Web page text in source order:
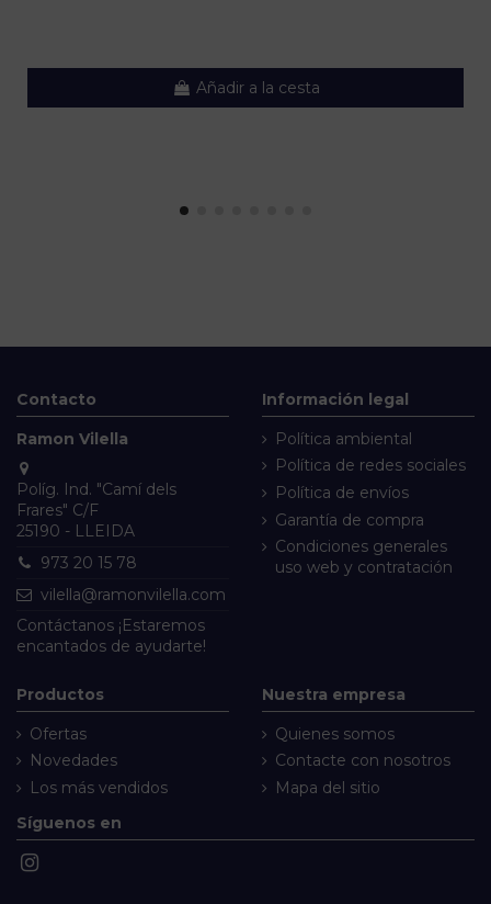
Añadir a la cesta
Contacto
Ramon Vilella
Políg. Ind. "Camí dels
Frares" C/F
25190 - LLEIDA
973 20 15 78
vilella@ramonvilella.com
Contáctanos ¡Estaremos
encantados de ayudarte!
Información legal
Política ambiental
Política de redes sociales
Política de envíos
Garantía de compra
Condiciones generales
uso web y contratación
Productos
Ofertas
Novedades
Los más vendidos
Nuestra empresa
Quienes somos
Contacte con nosotros
Mapa del sitio
Síguenos en